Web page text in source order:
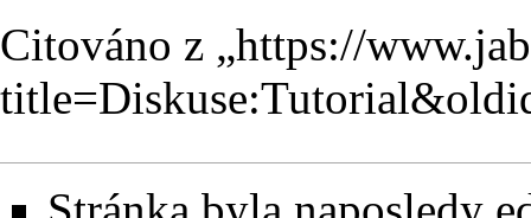
Citováno z „https://